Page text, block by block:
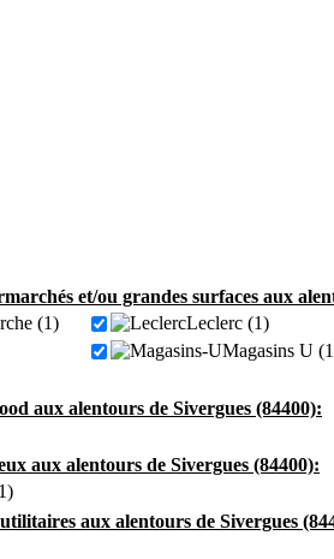
et/ou grandes surfaces aux
(1)
Leclerc (1)
Magasins U
aux alentours de Sivergues (84400):
aux alentours de Sivergues (84400):
aux alentours de Sivergues